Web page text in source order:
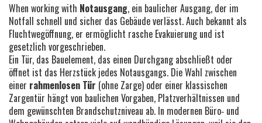
When working with Notausgang, ein baulicher Ausgang, der im
Notfall schnell und sicher das Gebäude verlässt. Auch bekannt als
Fluchtwegöffnung, er ermöglicht rasche Evakuierung und ist
gesetzlich vorgeschrieben.
Ein Tür, das Bauelement, das einen Durchgang abschließt oder
öffnet ist das Herzstück jedes Notausgangs. Die Wahl zwischen
einer rahmenlosen Tür (ohne Zarge) oder einer klassischen
Zargentür hängt von baulichen Vorgaben, Platzverhältnissen und
dem gewünschten Brandschutzniveau ab. In modernen Büro‑ und